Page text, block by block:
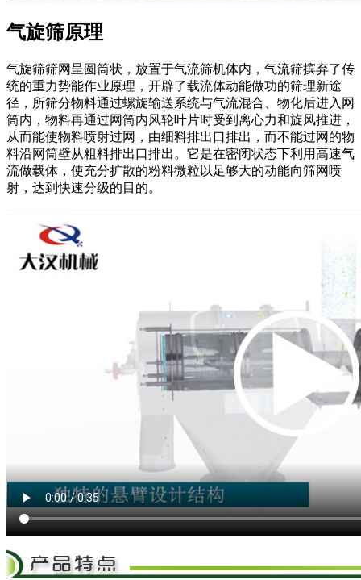
气旋筛原理
气旋筛筛网呈圆筒状，放置于气流筛机体内，气流筛摈弃了传
统的重力势能作业原理，开辟了载流体动能做功的筛理新途
径，所筛分物料通过螺旋输送系统与气流混合、物化后进入网
筒内，物料再通过网筒内风轮叶片时受到离心力和旋风推进，
从而能使物料喷射过网，由细料排出口排出，而不能过网的物
料沿网筒壁从粗料排出口排出。它是在密闭状态下利用高速气
流做载体，使充分扩散的粉料微粒以足够大的动能向筛网喷
射，达到快速分级的目的。